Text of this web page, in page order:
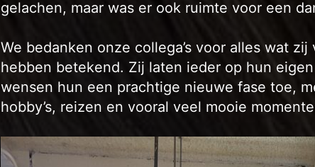
gelachen, maar was er ook ruimte voor een
We bedanken onze collega’s voor alles wat
hebben betekend. Zij laten ieder op hun
wensen hun een prachtige nieuwe fase toe,
hobby’s, reizen en vooral veel mooie